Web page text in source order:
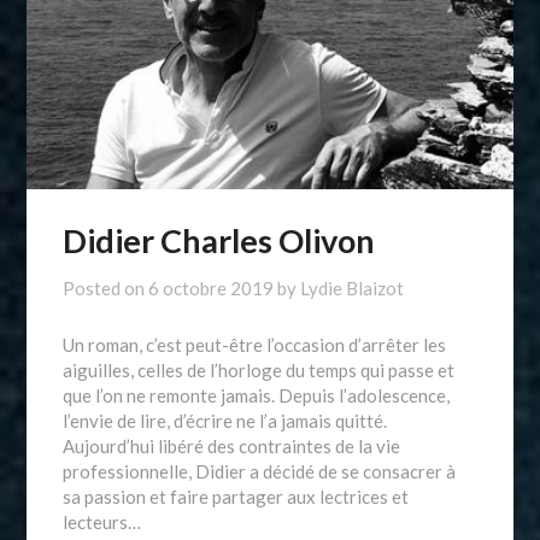
Didier Charles Olivon
Posted on 6 octobre 2019 by Lydie Blaizot
Un roman, c’est peut-être l’occasion d’arrêter les
aiguilles, celles de l’horloge du temps qui passe et
que l’on ne remonte jamais. Depuis l’adolescence,
l’envie de lire, d’écrire ne l’a jamais quitté.
Aujourd’hui libéré des contraintes de la vie
professionnelle, Didier a décidé de se consacrer à
sa passion et faire partager aux lectrices et
lecteurs…